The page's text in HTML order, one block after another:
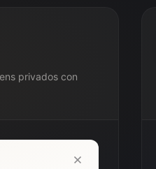
privados con